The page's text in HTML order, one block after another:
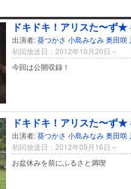
ドキドキ！アリスた〜ず★
出演者:葵つかさ 小島みなみ奥田咲
初回放送日：2012年10月20日～
今回は公開収録！
ドキドキ！アリスた〜ず★
出演者:葵つかさ 小島みなみ奥田咲
初回放送日：2012年09月16日～
お盆休みを前にふるさと満喫